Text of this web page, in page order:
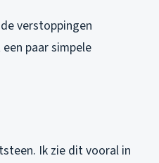
verstoppingen
paar simpele
Ik zie dit vooral in